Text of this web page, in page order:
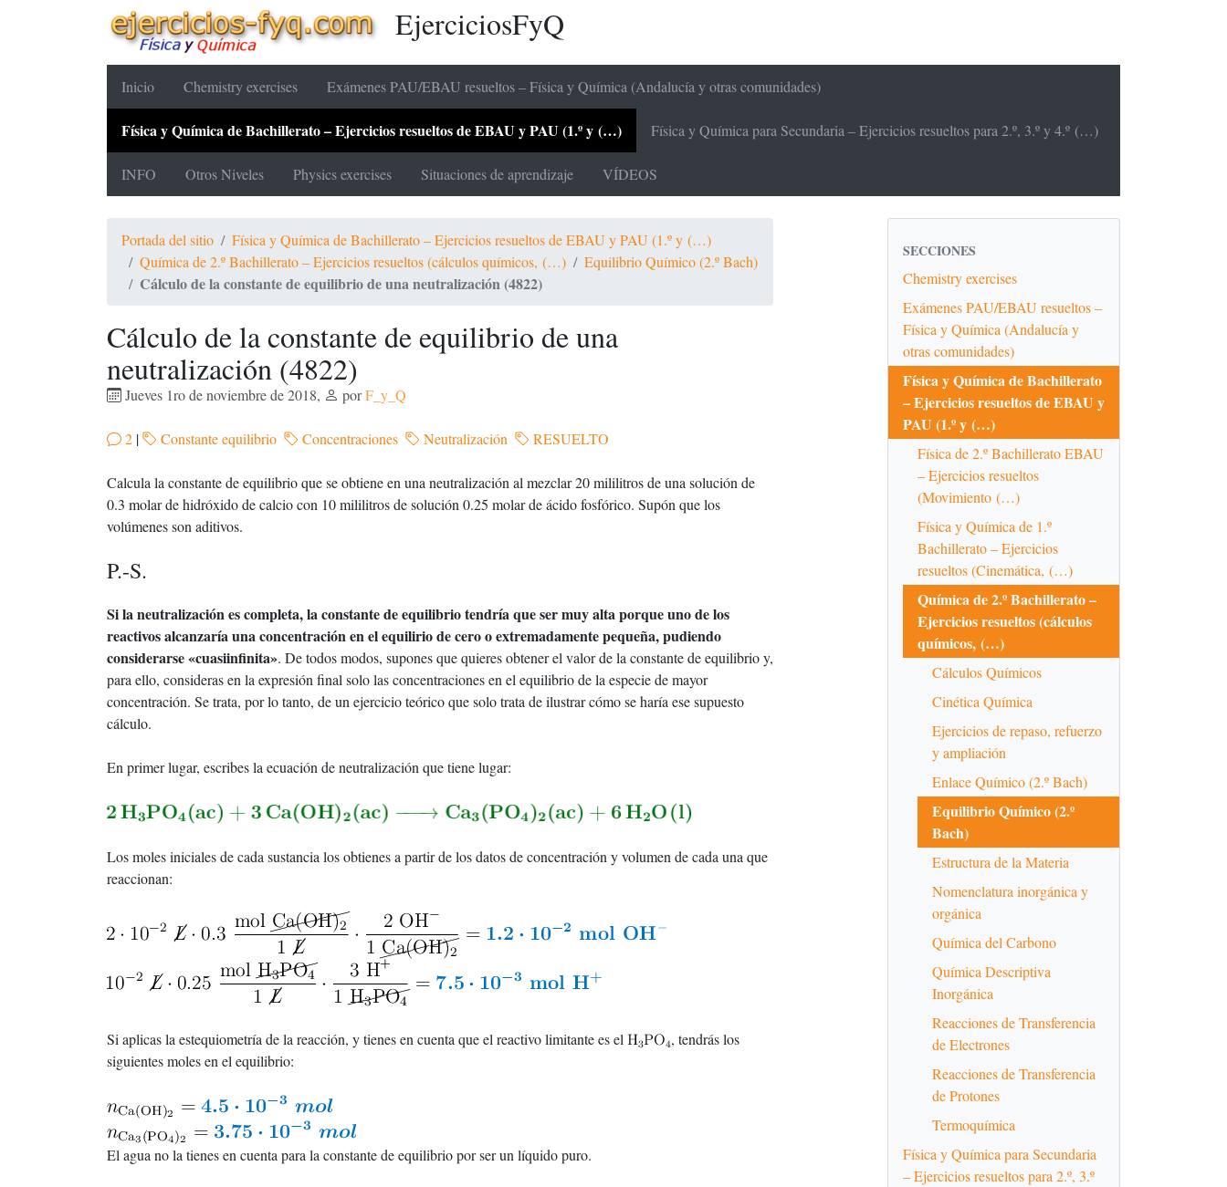
EjerciciosFyQ
Inicio Chemistry exercises Exámenes PAU/EBAU resueltos – Física y Química (Andalucía y otras comunidades)
Física y Química de Bachillerato – Ejercicios resueltos de EBAU y PAU (1.º y (…) Física y Química para Secundaria – Ejercicios resueltos para 2.º, 3.º y 4.º (…)
INFO Otros Niveles Physics exercises Situaciones de aprendizaje VÍDEOS
Portada del sitio
Física y Química de Bachillerato – Ejercicios resueltos de EBAU y PAU (1.º y (…)
Química de 2.º Bachillerato – Ejercicios resueltos (cálculos químicos, (…)
Equilibrio Químico (2.º Bach)
Cálculo de la constante de equilibrio de una neutralización (4822)
Cálculo de la constante de equilibrio de una
neutralización (4822)
Jueves 1ro de noviembre de 2018, porF_y_Q
2 | Constante equilibrio Concentraciones Neutralización RESUELTO
Calcula la constante de equilibrio que se obtiene en una neutralización al mezclar 20 mililitros de una solución de
0.3 molar de hidróxido de calcio con 10 mililitros de solución 0.25 molar de ácido fosfórico. Supón que los
volúmenes son aditivos.
P.-S.
Si la neutralización es completa, la constante de equilibrio tendría que ser muy alta porque uno de los
reactivos alcanzaría una concentración en el equilirio de cero o extremadamente pequeña, pudiendo
considerarse «cuasiinfinita». De todos modos, supones que quieres obtener el valor de la constante de equilibrio y,
para ello, consideras en la expresión final solo las concentraciones en el equilibrio de la especie de mayor
concentración. Se trata, por lo tanto, de un ejercicio teórico que solo trata de ilustrar cómo se haría ese supuesto
cálculo.
En primer lugar, escribes la ecuación de neutralización que tiene lugar:
Los moles iniciales de cada sustancia los obtienes a partir de los datos de concentración y volumen de cada una que
reaccionan:
Si aplicas la estequiometría de la reacción, y tienes en cuenta que el reactivo limitante es el
, tendrás los
siguientes moles en el equilibrio:
El agua no la tienes en cuenta para la constante de equilibrio por ser un líquido puro.
SECCIONES
Chemistry exercises
Exámenes PAU/EBAU resueltos –
Física y Química (Andalucía y
otras comunidades)
Física y Química de Bachillerato
– Ejercicios resueltos de EBAU y
PAU (1.º y (…)
Física de 2.º Bachillerato EBAU
– Ejercicios resueltos
(Movimiento (…)
Física y Química de 1.º
Bachillerato – Ejercicios
resueltos (Cinemática, (…)
Química de 2.º Bachillerato –
Ejercicios resueltos (cálculos
químicos, (…)
Cálculos Químicos
Cinética Química
Ejercicios de repaso, refuerzo
y ampliación
Enlace Químico (2.º Bach)
Equilibrio Químico (2.º
Bach)
Estructura de la Materia
Nomenclatura inorgánica y
orgánica
Química del Carbono
Química Descriptiva
Inorgánica
Reacciones de Transferencia
de Electrones
Reacciones de Transferencia
de Protones
Termoquímica
Física y Química para Secundaria
– Ejercicios resueltos para 2.º, 3.º